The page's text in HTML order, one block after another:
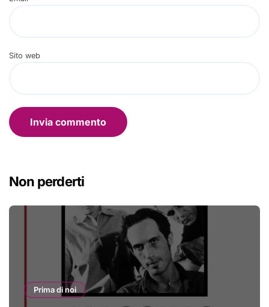
Sito web
Non perderti
Prima di noi